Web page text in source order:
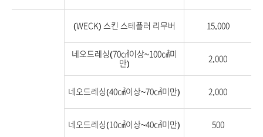
(WECK) 스킨 스테플러 리무버 15,000
네오드레싱(70㎠이상~100㎠미
만)
2,000
네오드레싱(40㎠이상~70㎠미만) 2,000
네오드레싱(10㎠이상~40㎠미만) 500